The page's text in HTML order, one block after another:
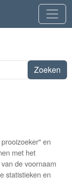
en
met het
de voornaam
statistieken en